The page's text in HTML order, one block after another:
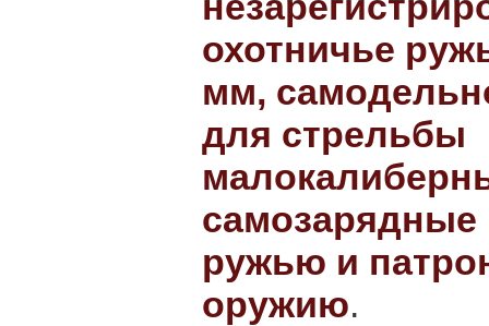
охотничье
мм,
для стрельбы
самозарядные
ружью и
оружию.